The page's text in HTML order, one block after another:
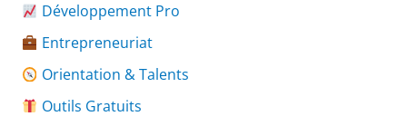
Développement Pro
Entrepreneuriat
Orientation & Talents
Outils Gratuits